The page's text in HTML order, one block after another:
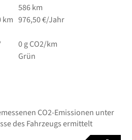
586 km
km 976,50 €/Jahr
0 g CO2/km
Grün
CO2-Emissionen unter
des Fahrzeugs ermittelt